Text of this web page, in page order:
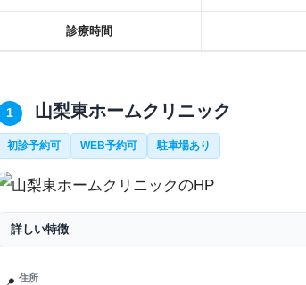
診療時間
1 山梨東ホームクリニック
初診予約可 WEB予約可 駐車場あり
詳しい特徴
住所